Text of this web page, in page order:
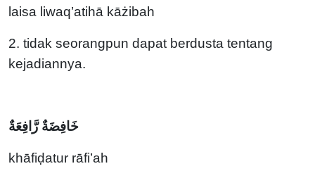
laisa liwaq’atihā kāżibah
2. tidak seorangpun dapat berdusta tentang
kejadiannya.
خَافِضَةٌ رَّافِعَةٌ
khāfiḍatur rāfi’ah